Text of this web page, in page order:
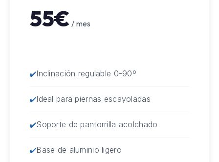
55€ / mes
Inclinación regulable 0-90º
Ideal para piernas escayoladas
Soporte de pantorrilla acolchado
Base de aluminio ligero